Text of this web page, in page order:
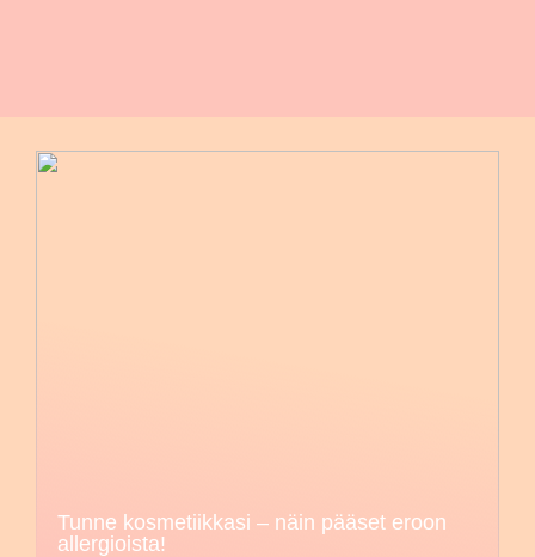
Tunne kosmetiikkasi – näin pääset eroon
allergioista!